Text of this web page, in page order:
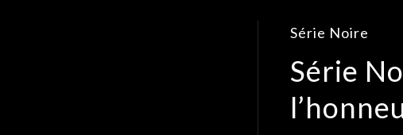
Série Noire
Série